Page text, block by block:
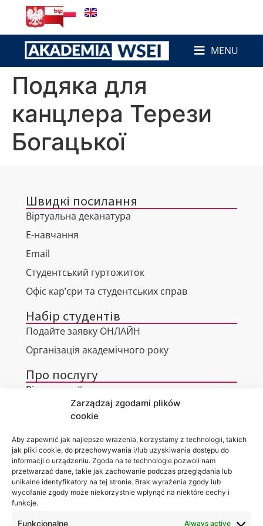
Zarządzaj zgodami plików
cookie
Aby zapewnić jak najlepsze wrażenia, korzystamy z technologii, takich
jak pliki cookie, do przechowywania i/lub uzyskiwania dostępu do
informacji o urządzeniu. Zgoda na te technologie pozwoli nam
przetwarzać dane, takie jak zachowanie podczas przeglądania lub
unikalne identyfikatory na tej stronie. Brak wyrażenia zgody lub
wycofanie zgody może niekorzystnie wpłynąć na niektóre cechy i
funkcje.
Funkcjonalne Always active
вмісту
MENU
Подяка для
канцлера Терези
Богацької
Швидкі посилання
Віртуальна деканатура
Е-навчання
Email
Студентський гуртожиток
Офіс кар’єри та студентських справ
Набір студентів
Подайте заявку ОНЛАЙН
Організація академічного року
Про послугу
Віртуальний тур
Місцезнаходження
Академії
WSEI
вул.
Ви можете
знайти нас
за: